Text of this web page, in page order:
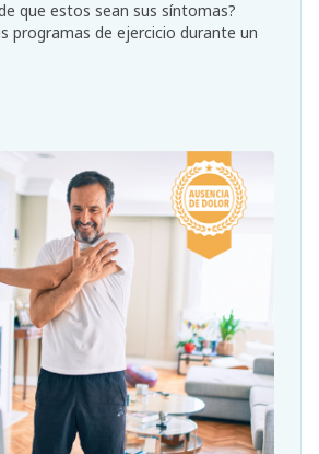
que estos sean sus síntomas?
programas de ejercicio durante un